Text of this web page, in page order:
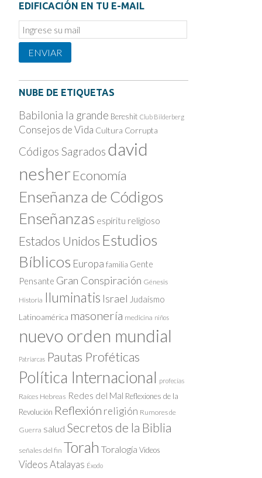
EDIFICACIÓN EN TU E-MAIL
Email
Subscription
ENVIAR
NUBE DE ETIQUETAS
Babilonia la grande Bereshit Club Bilderberg
Consejos de Vida Cultura Corrupta
Códigos Sagrados david
nesher Economía
Enseñanza de Códigos
Enseñanzas espíritu religioso
Estados Unidos Estudios
Bíblicos Europa familia Gente
Pensante Gran Conspiración Génesis
Historia Iluminatis Israel Judaísmo
Latinoamérica masonería medicina niños
nuevo orden mundial
Patriarcas Pautas Proféticas
Política Internacional profecías
Raíces Hebreas Redes del Mal Reflexiones de la
Revolución Reflexión religión Rumores de
Guerra salud Secretos de la Biblia
señales del fin Torah Toralogía Videos
Videos Atalayas Éxodo